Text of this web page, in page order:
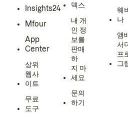
Insights24
Mfour
App
Center
상위
웹사
이트
무료
도구
덱스
내 개
인 정
보를
판매
하
지 마
세요
문의
하기
웨
나
앰
서
프
그